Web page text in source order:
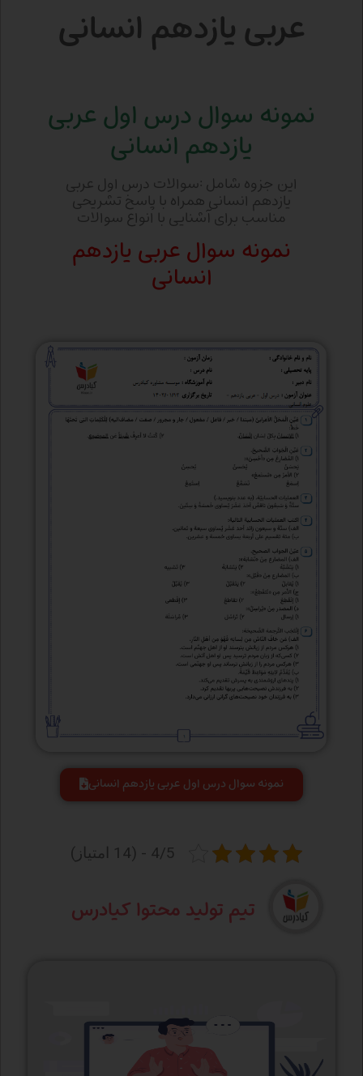
عربی یازدهم انسانی
نمونه سوال درس اول عربی
یازدهم انسانی
این جزوه شامل :سوالات درس اول عربی
یازدهم انسانی همراه با پاسخ تشریحی
مناسب برای آشنایی با انواع سوالات
نمونه سوال عربی یازدهم
انسانی
نمونه سوال درس اول عربی یازدهم انسانی
4/5 - (14 امتیاز)
تیم تولید محتوا کیادرس